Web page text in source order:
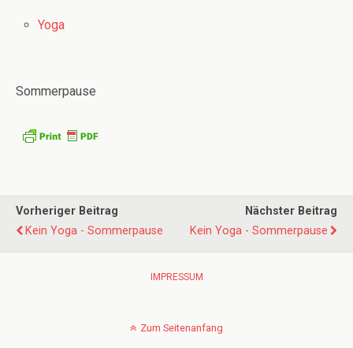
Yoga
Sommerpause
Vorheriger Beitrag
Kein Yoga - Sommerpause
Nächster Beitrag
Kein Yoga - Sommerpause
IMPRESSUM
Zum Seitenanfang